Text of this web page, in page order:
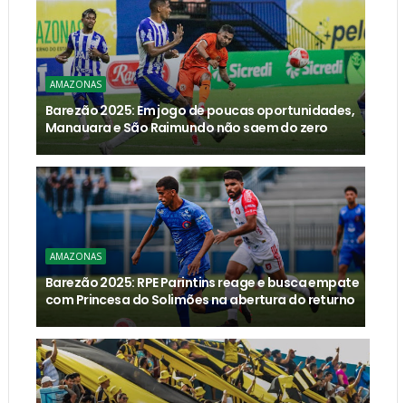
AMAZONAS
Barezão 2025: Em jogo de poucas oportunidades,
Manauara e São Raimundo não saem do zero
AMAZONAS
Barezão 2025: RPE Parintins reage e busca empate
com Princesa do Solimões na abertura do returno